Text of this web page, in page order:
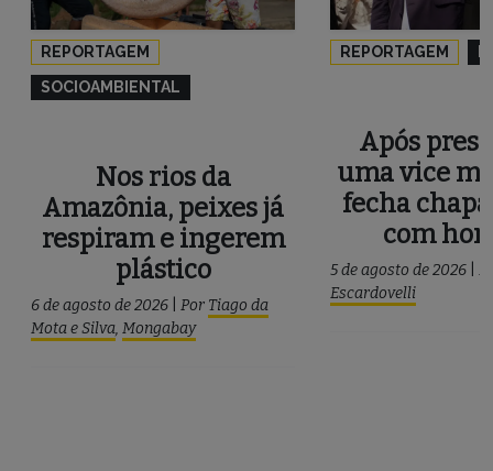
REPORTAGEM
SOCIOAMBIENTAL
Nos rios da
Amazônia, peixes já
respiram e ingerem
plástico
6 de agosto de 2026 Por Tiago da
Mota e Silva, Mongabay
REPORTAGEM
Após
uma vice
fecha
com
5 de agosto de 2026
Escardovelli